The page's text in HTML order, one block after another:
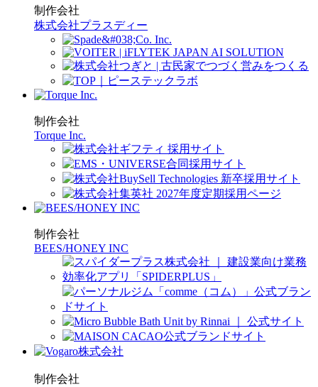
制作会社
株式会社プラスディー
制作会社
Torque Inc.
制作会社
BEES/HONEY INC
制作会社